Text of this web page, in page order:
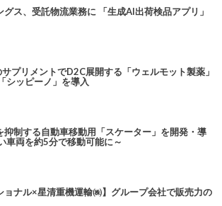
ス、受託物流業務に 「生成AI出荷検品アプリ」
プリメントでD2C展開する「ウェルモット製薬」
シッピーノ」を導入
抑制する自動車移動用「スケーター」を開発・導
車両を約5分で移動可能に～
ョナル×星清重機運輸㈱】グループ会社で販売力の